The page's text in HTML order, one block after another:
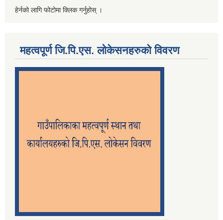
हेर्नको लागि फोटोमा क्लिक गर्नुहोस् ।
महत्वपूर्ण जि.पि.एस. लोकेसनहरुको विवरण